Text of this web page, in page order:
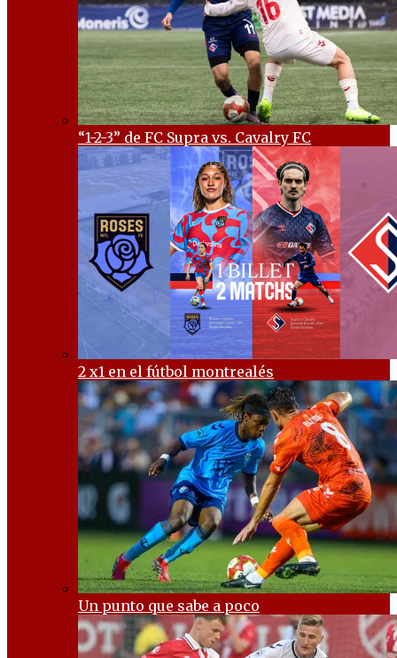
“1-2-3” de FC Supra vs. Cavalry FC
2 x1 en el fútbol montrealés
Un punto que sabe a poco